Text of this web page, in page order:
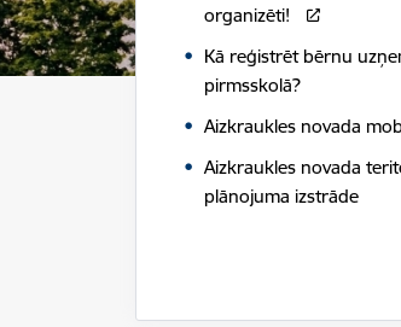
organizēti!
Kā reģistrēt bērnu
pirmsskolā?
Aizkraukles novada
Aizkraukles novada
plānojuma izstrāde